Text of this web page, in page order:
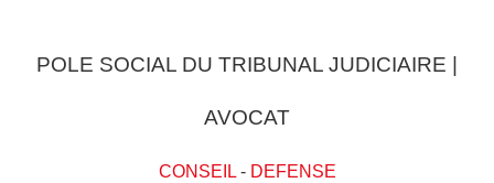
POLE SOCIAL DU TRIBUNAL JUDICIAIRE |
AVOCAT
CONSEIL- DEFENSE